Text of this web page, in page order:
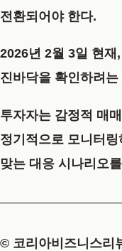
전환되어야 한다.
2026년 2월 3일 현재
진바닥을 확인하려
투자자는 감정적 매
정기적으로 모니터
맞는 대응 시나리오
© 코리아비즈니스